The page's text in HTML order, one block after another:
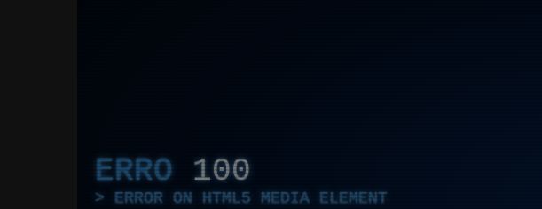
ERRO 100
ERROR ON HTML5 MEDIA ELEMENT